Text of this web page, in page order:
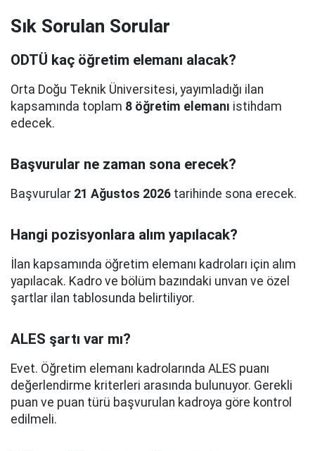
Sık Sorulan Sorular
ODTÜ kaç öğretim elemanı alacak?
Orta Doğu Teknik Üniversitesi, yayımladığı ilan
kapsamında toplam 8 öğretim elemanı istihdam
edecek.
Başvurular ne zaman sona erecek?
Başvurular 21 Ağustos 2026 tarihinde sona erecek.
Hangi pozisyonlara alım yapılacak?
İlan kapsamında öğretim elemanı kadroları için alım
yapılacak. Kadro ve bölüm bazındaki unvan ve özel
şartlar ilan tablosunda belirtiliyor.
ALES şartı var mı?
Evet. Öğretim elemanı kadrolarında ALES puanı
değerlendirme kriterleri arasında bulunuyor. Gerekli
puan ve puan türü başvurulan kadroya göre kontrol
edilmeli.